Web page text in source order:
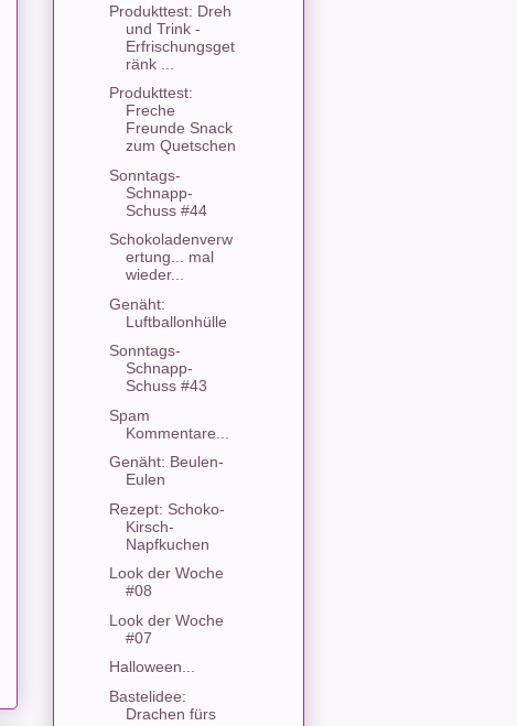
Produkttest: Dreh
und Trink -
Erfrischungsget
ränk ...
Produkttest:
Freche
Freunde Snack
zum Quetschen
Sonntags-
Schnapp-
Schuss #44
Schokoladenverw
ertung... mal
wieder...
Genäht:
Luftballonhülle
Sonntags-
Schnapp-
Schuss #43
Spam
Kommentare...
Genäht: Beulen-
Eulen
Rezept: Schoko-
Kirsch-
Napfkuchen
Look der Woche
#08
Look der Woche
#07
Halloween...
Bastelidee:
Drachen fürs